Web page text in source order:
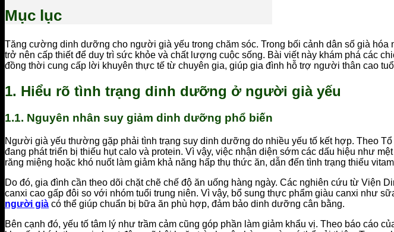
Mục lục
Tăng cường dinh dưỡng cho người già yếu trong chăm sóc. Trong bối cảnh dân số già
trở nên cấp thiết để duy trì sức khỏe và chất lượng cuộc sống. Bài viết này khám phá các
đồng thời cung cấp lời khuyên thực tế từ chuyên gia, giúp gia đình hỗ trợ người thân cao
1. Hiểu rõ tình trạng dinh dưỡng ở người già yếu
1.1. Nguyên nhân suy giảm dinh dưỡng phổ biến
Người già yếu thường gặp phải tình trạng suy dinh dưỡng do nhiều yếu tố kết hợp. Theo
đang phát triển bị thiếu hụt calo và protein. Vì vậy, việc nhận diện sớm các dấu hiệu như
răng miệng hoặc khó nuốt làm giảm khả năng hấp thụ thức ăn, dẫn đến tình trạng thiếu
Do đó, gia đình cần theo dõi chặt chẽ chế độ ăn uống hàng ngày. Các nghiên cứu từ Viện
canxi cao gấp đôi so với nhóm tuổi trung niên. Vì vậy, bổ sung thực phẩm giàu canxi như
người già có thể giúp chuẩn bị bữa ăn phù hợp, đảm bảo dinh dưỡng cân bằng.
Bên cạnh đó, yếu tố tâm lý như trầm cảm cũng góp phần làm giảm khẩu vị. Theo báo cáo